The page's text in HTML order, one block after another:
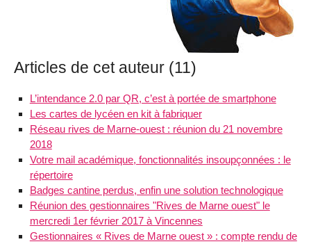
Articles de cet auteur (11)
L’intendance 2.0 par QR, c’est à portée de smartphone
Les cartes de lycéen en kit à fabriquer
Réseau rives de Marne-ouest : réunion du 21 novembre
2018
Votre mail académique, fonctionnalités insoupçonnées : le
répertoire
Badges cantine perdus, enfin une solution technologique
Réunion des gestionnaires "Rives de Marne ouest" le
mercredi 1er février 2017 à Vincennes
Gestionnaires « Rives de Marne ouest » : compte rendu de